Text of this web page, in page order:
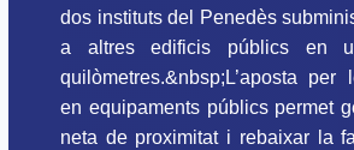
dos instituts del Penedès
a altres edificis públics en
quilòmetres.&nbsp;L’aposta per
en equipaments públics permet
neta de proximitat i rebaixar la